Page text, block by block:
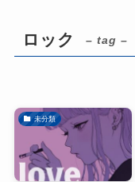
ロック – tag –
未分類